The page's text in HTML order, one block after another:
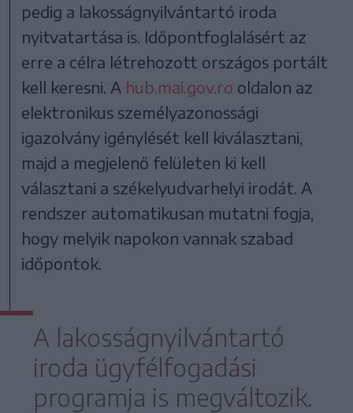
pedig a lakosságnyilvántartó iroda
nyitvatartása is. Időpontfoglalásért az
erre a célra létrehozott országos portált
kell keresni. A hub.mai.gov.ro oldalon az
elektronikus személyazonossági
igazolvány igénylését kell kiválasztani,
majd a megjelenő felületen ki kell
választani a székelyudvarhelyi irodát. A
rendszer automatikusan mutatni fogja,
hogy melyik napokon vannak szabad
időpontok.
A lakosságnyilvántartó
iroda ügyfélfogadási
programja is megváltozik.